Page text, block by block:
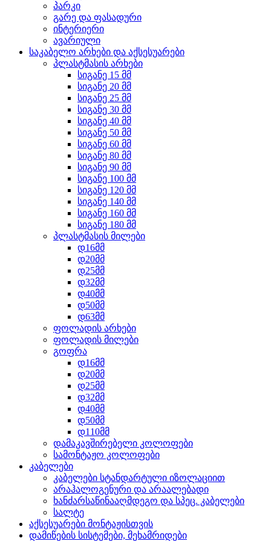
პარკი
გარე და ფასადური
ინტერიერი
ავარიული
საკაბელო არხები და აქსესუარები
პლასტმასის არხები
სიგანე 15 მმ
სიგანე 20 მმ
სიგანე 25 მმ
სიგანე 30 მმ
სიგანე 40 მმ
სიგანე 50 მმ
სიგანე 60 მმ
სიგანე 80 მმ
სიგანე 90 მმ
სიგანე 100 მმ
სიგანე 120 მმ
სიგანე 140 მმ
სიგანე 160 მმ
სიგანე 180 მმ
პლასტმასის მილები
დ16მმ
დ20მმ
დ25მმ
დ32მმ
დ40მმ
დ50მმ
დ63მმ
ფოლადის არხები
ფოლადის მილები
გოფრა
დ16მმ
დ20მმ
დ25მმ
დ32მმ
დ40მმ
დ50მმ
დ110მმ
დამაკავშირებელი კოლოფები
სამონტაჟო კოლოფები
კაბელები
კაბელები სტანდარტული იზოლაციით
არაჰალოგენური და არაალებადი
ხანძარსაწინააღმდეგო და სპეც. კაბელები
სალტე
აქსესუარები მონტაჟისთვის
დამიწების სისტემები, მეხამრიდები